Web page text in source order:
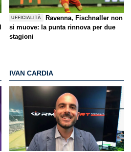
UFFICIALITÀ
Ravenna, Fischnaller non
si muove: la punta rinnova per due
stagioni
IVAN CARDIA